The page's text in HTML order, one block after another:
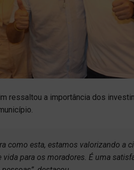
ressaltou a importância dos
como esta, estamos valorizando a
vida para os moradores. É uma